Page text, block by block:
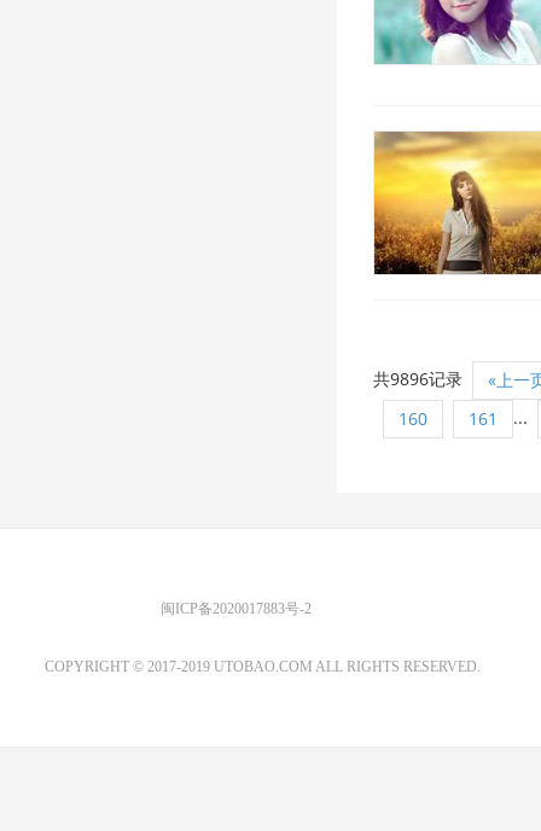
共9896记录
«上一
160
161 ...
闽ICP备2020017883号-2
COPYRIGHT © 2017-2019 UTOBAO.COM ALL RIGHTS RESERVED.